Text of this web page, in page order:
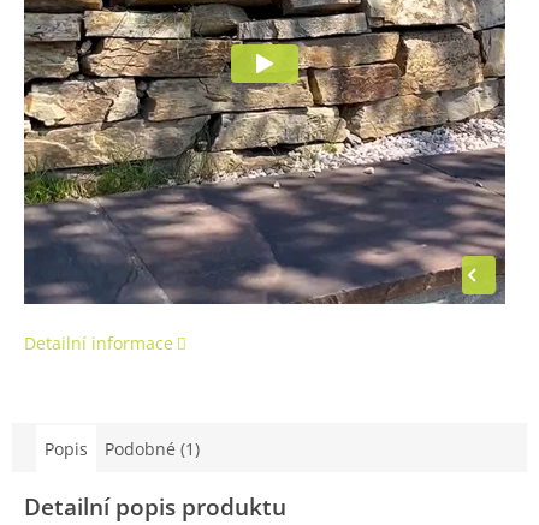
Detailní informace
Popis Podobné (1)
Detailní popis produktu